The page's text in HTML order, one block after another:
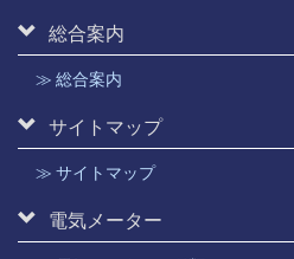
総合案内
≫ 総合案内
サイトマップ
≫ サイトマップ
電気メーター